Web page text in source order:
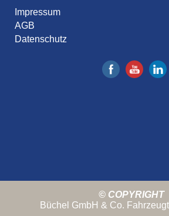
Impressum
AGB
Datenschutz
© COPYRIGHT
Büchel GmbH & Co.